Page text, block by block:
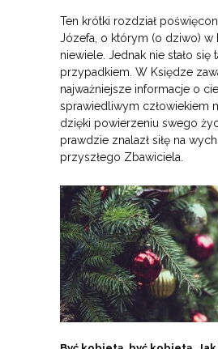
Ten krótki rozdział
Józefa, o którym (o dziwo) w
niewiele. Jednak nie stało się
przypadkiem. W Księdze
najważniejsze informacje o
sprawiedliwym człowiekiem
dzięki powierzeniu swego
prawdzie znalazł siłę na
przyszłego Zbawiciela.